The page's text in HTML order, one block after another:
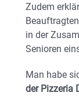
Zudem
in der
Senioren
Man habe
der Pizzeria